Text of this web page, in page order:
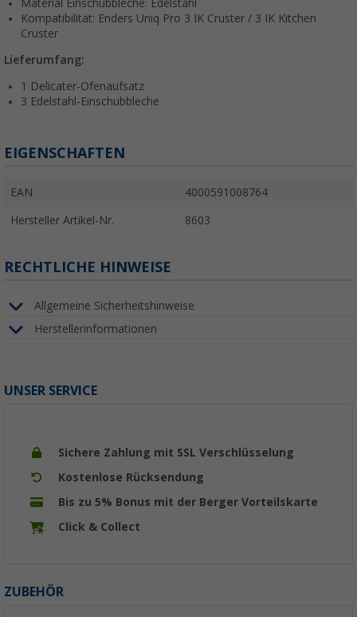
Material Einschubbleche: Edelstahl
Kompatibilität: Enders Uniq Pro 3 IK Cruster / 3 IK Kitchen
Cruster
Lieferumfang:
1 Delicater-Ofenaufsatz
3 Edelstahl-Einschubbleche
EIGENSCHAFTEN
EAN 4000591008764
Hersteller Artikel-Nr. 8603
RECHTLICHE HINWEISE
Allgemeine Sicherheitshinweise
Herstellerinformationen
UNSER SERVICE
Sichere Zahlung mit SSL Verschlüsselung
Kostenlose Rücksendung
Bis zu 5% Bonus mit der Berger Vorteilskarte
Click & Collect
ZUBEHÖR